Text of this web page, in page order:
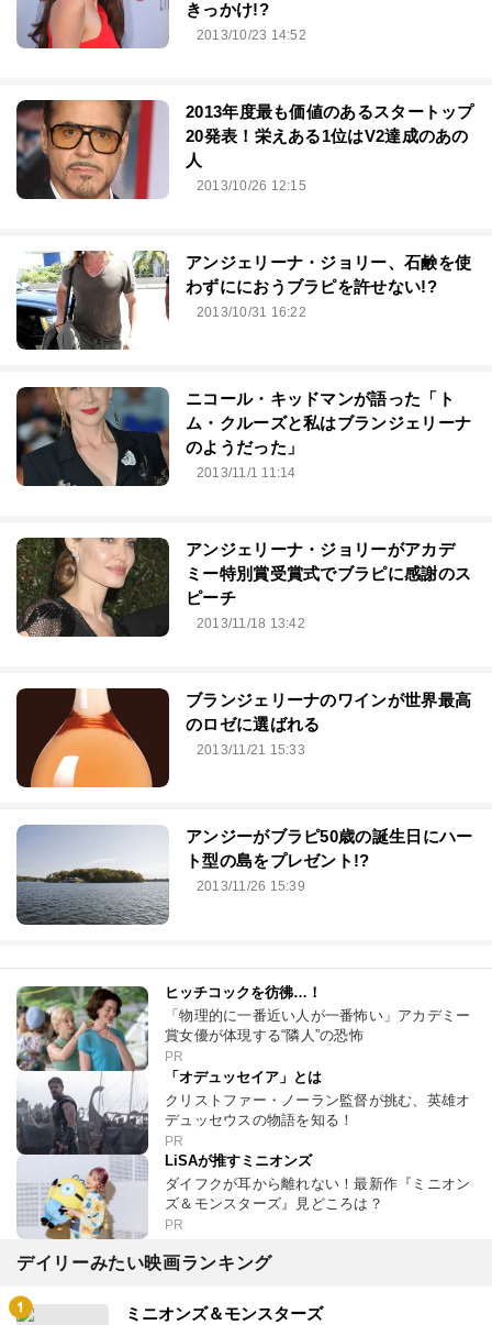
きっかけ!?
2013/10/23 14:52
2013年度最も価値のあるスタートップ
20発表！栄えある1位はV2達成のあの
人
2013/10/26 12:15
アンジェリーナ・ジョリー、石鹸を使
わずににおうブラピを許せない!?
2013/10/31 16:22
ニコール・キッドマンが語った「ト
ム・クルーズと私はブランジェリーナ
のようだった」
2013/11/1 11:14
アンジェリーナ・ジョリーがアカデ
ミー特別賞受賞式でブラピに感謝のス
ピーチ
2013/11/18 13:42
ブランジェリーナのワインが世界最高
のロゼに選ばれる
2013/11/21 15:33
アンジーがブラピ50歳の誕生日にハー
ト型の島をプレゼント!?
2013/11/26 15:39
ヒッチコックを彷彿…！
「物理的に一番近い人が一番怖い」アカデミー
賞女優が体現する“隣人”の恐怖
PR
「オデュッセイア」とは
クリストファー・ノーラン監督が挑む、英雄オ
デュッセウスの物語を知る！
PR
LiSAが推すミニオンズ
ダイフクが耳から離れない！最新作『ミニオン
ズ＆モンスターズ』見どころは？
PR
デイリーみたい映画ランキング
ミニオンズ＆モンスターズ